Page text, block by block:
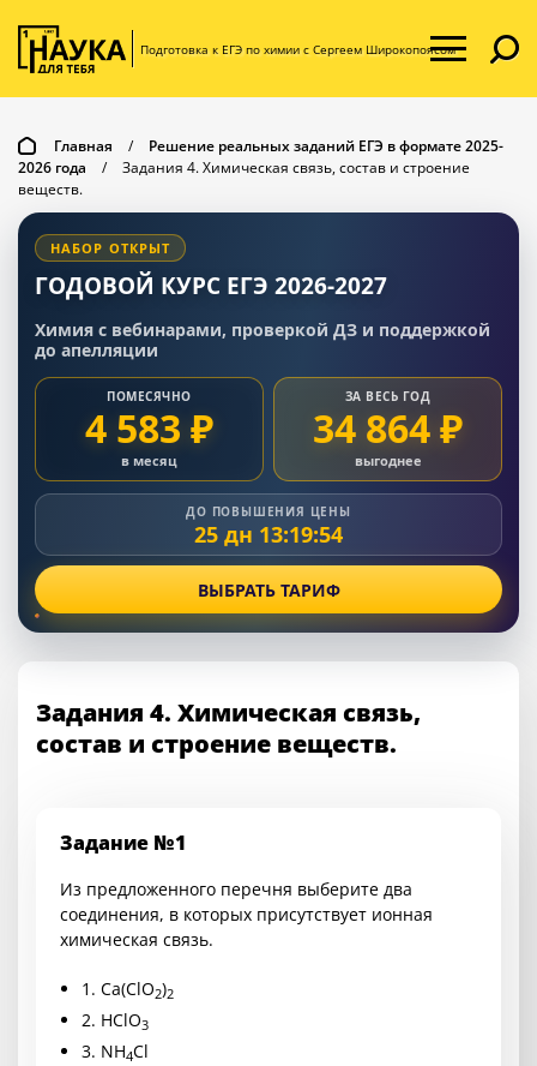
Подготовка к ЕГЭ по химии с Сергеем Широкопоясом
Главная /
Решение реальных заданий ЕГЭ в формате 2025-
2026 года
/
Задания 4. Химическая связь, состав и строение
веществ.
НАБОР ОТКРЫТ
ГОДОВОЙ КУРС ЕГЭ 2026-2027
Химия с вебинарами, проверкой ДЗ и поддержкой
до апелляции
ПОМЕСЯЧНО
4 583 ₽
в месяц
ЗА ВЕСЬ ГОД
34 864 ₽
выгоднее
ДО ПОВЫШЕНИЯ ЦЕНЫ
25 дн 13:19:53
ВЫБРАТЬ ТАРИФ
Задания 4. Химическая связь,
состав и строение веществ.
Задание №1
Из предложенного перечня выберите два
соединения, в которых присутствует ионная
химическая связь.
1. Ca(ClO2)2
2. HClO3
3. NH4Cl